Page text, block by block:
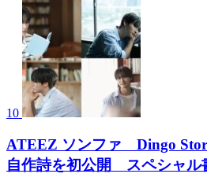
10
ATEEZ ソンファ Dingo
自作詩を初公開 スペシャル